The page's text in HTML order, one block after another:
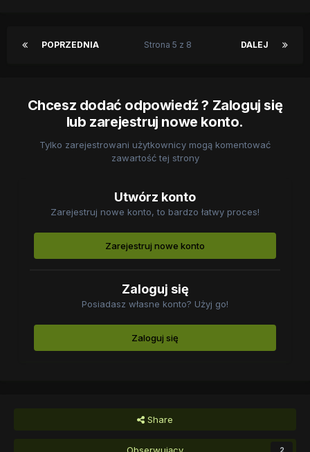
POPRZEDNIA DALEJ
Strona 5 z 8
Chcesz dodać odpowiedź ? Zaloguj się
lub zarejestruj nowe konto.
Tylko zarejestrowani użytkownicy mogą komentować
zawartość tej strony
Utwórz konto
Zarejestruj nowe konto, to bardzo łatwy proces!
Zarejestruj nowe konto
Zaloguj się
Posiadasz własne konto? Użyj go!
Zaloguj się
Share
2